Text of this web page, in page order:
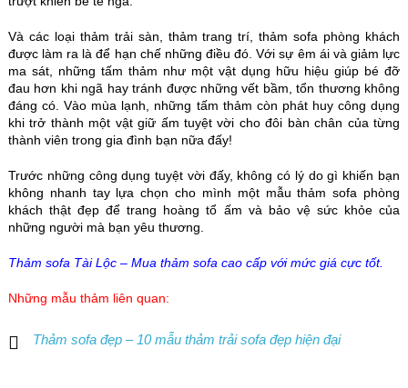
Và các loại thảm trải sàn, thảm trang trí, thảm sofa phòng khách
được làm ra là để hạn chế những điều đó. Với sự êm ái và giảm lực
ma sát, những tấm thảm như một vật dụng hữu hiệu giúp bé đỡ
đau hơn khi ngã hay tránh được những vết bầm, tổn thương không
đáng có. Vào mùa lạnh, những tấm thảm còn phát huy công dụng
khi trở thành một vật giữ ấm tuyệt vời cho đôi bàn chân của từng
thành viên trong gia đình bạn nữa đấy!
Trước những công dụng tuyệt vời đấy, không có lý do gì khiến bạn
không nhanh tay lựa chọn cho mình một mẫu thảm sofa phòng
khách thật đẹp để trang hoàng tổ ấm và bảo vệ sức khỏe của
những người mà bạn yêu thương.
Thảm sofa Tài Lộc – Mua thảm sofa cao cấp với mức giá cực tốt.
Những mẫu thảm liên quan:
Thảm sofa đẹp – 10 mẫu thảm trải sofa đẹp hiện đại